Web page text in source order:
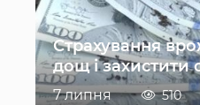
Страхування
дощ і захистити
7 липня 510